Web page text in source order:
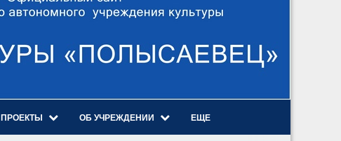
ПРОЕКТЫ ОБ УЧРЕЖДЕНИИ ЕЩЕ